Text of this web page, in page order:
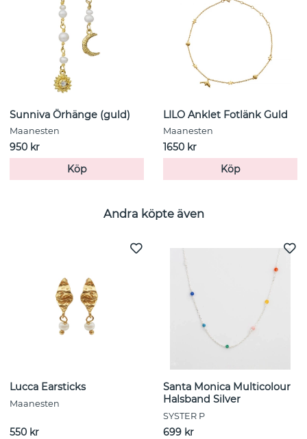
Sunniva Örhänge (guld)
Maanesten
950 kr
Köp
LILO Anklet Fotlänk Guld
Maanesten
1650 kr
Köp
Andra köpte även
Lucca Earsticks
Maanesten
550 kr
Santa Monica Multicolour
Halsband Silver
SYSTER P
699 kr